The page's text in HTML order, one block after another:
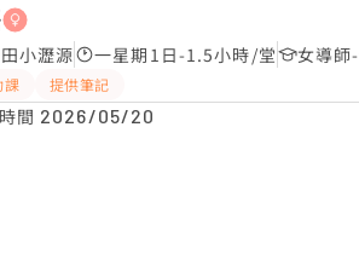
小瀝源 一星期1日-1.5小時/堂 女導師
課 提供筆記
間 2026/05/20